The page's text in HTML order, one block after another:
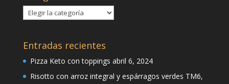
Categorías
Entradas recientes
Pizza Keto con toppings abril 6, 2024
Risotto con arroz integral y espárragos verdes TM6,